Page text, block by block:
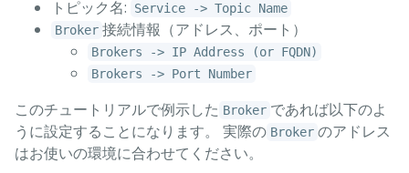
トピック名:
Service -> Topic Name
Broker 接続情報（アドレス、ポート）
Brokers -> IP Address (or FQDN)
Brokers -> Port Number
このチュートリアルで例示した Broker であれば以下のよ
うに設定することになります。 実際の Broker のアドレス
はお使いの環境に合わせてください。